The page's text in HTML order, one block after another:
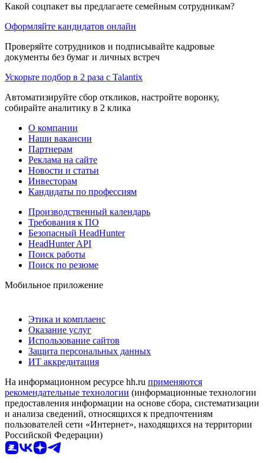
Какой соцпакет вы предлагаете семейным сотрудникам?
Оформляйте кандидатов онлайн
Проверяйте сотрудников и подписывайте кадровые
документы без бумаг и личных встреч
Ускорьте подбор в 2 раза с Talantix
Автоматизируйте сбор откликов, настройте воронку,
собирайте аналитику в 2 клика
О компании
Наши вакансии
Партнерам
Реклама на сайте
Новости и статьи
Инвесторам
Кандидаты по профессиям
Производственный календарь
Требования к ПО
Безопасный HeadHunter
HeadHunter API
Поиск работы
Поиск по резюме
Мобильное приложение
Этика и комплаенс
Оказание услуг
Использование сайтов
Защита персональных данных
ИТ аккредитация
На информационном ресурсе hh.ru применяются
рекомендательные технологии (информационные технологии
предоставления информации на основе сбора, систематизации
и анализа сведений, относящихся к предпочтениям
пользователей сети «Интернет», находящихся на территории
Российской Федерации)